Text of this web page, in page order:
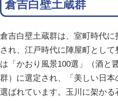
倉吉白壁土蔵群
倉吉白壁土蔵群は、室町時代
され、江戸時代に陣屋町とし
は「かおり風景100選」（酒と
群）に選定され、「美しい日本
選ばれています。玉川に架か